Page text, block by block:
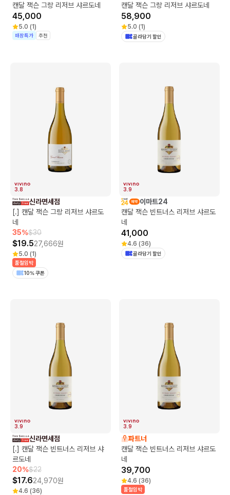
캔달 잭슨 그랑 리저브 샤르도네
45,000
5.0 (1)
매장특가 추천
캔달 잭슨 그랑 리저브 샤르도네
58,900
5.0 (1)
골라담기 할인
3.8
신라면세점
[.] 캔달 잭슨 그랑 리저브 샤르도
네
35%$30
$19.527,666원
5.0 (1)
품절임박
10% 쿠폰
3.9
이마트24
캔달 잭슨 빈트너스 리저브 샤르도
네
41,000
4.6 (36)
골라담기 할인
3.9
신라면세점
[.] 캔달 잭슨 빈트너스 리저브 샤
르도네
20%$22
$17.624,970원
4.6 (36)
3.9
파트너
캔달 잭슨 빈트너스 리저브 샤르도
네
39,700
4.6 (36)
품절임박